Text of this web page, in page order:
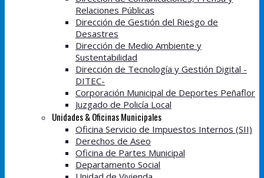
Relaciones Públicas
Dirección de Gestión del Riesgo de
Desastres
Dirección de Medio Ambiente y
Sustentabilidad
Dirección de Tecnología y Gestión Digital -
DITEC-
Corporación Municipal de Deportes Peñaflor
Juzgado de Policía Local
Unidades & Oficinas Municipales
Oficina Servicio de Impuestos Internos (SII)
Derechos de Aseo
Oficina de Partes Municipal
Departamento Social